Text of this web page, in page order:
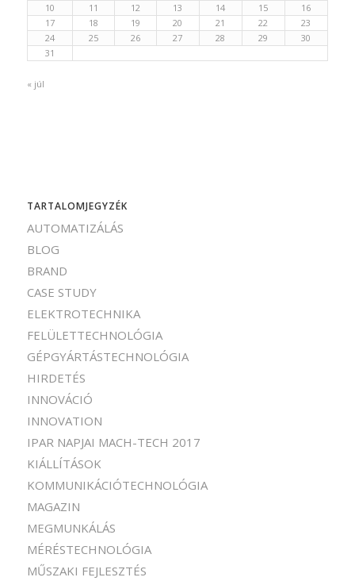
10
11 12 13 14 15
16
17
18 19 20 21 22
23
24
25 26 27 28 29
30
31
« júl
TARTALOMJEGYZÉK
AUTOMATIZÁLÁS
BLOG
BRAND
CASE STUDY
ELEKTROTECHNIKA
FELÜLETTECHNOLÓGIA
GÉPGYÁRTÁSTECHNOLÓGIA
HIRDETÉS
INNOVÁCIÓ
INNOVATION
IPAR NAPJAI MACH-TECH 2017
KIÁLLÍTÁSOK
KOMMUNIKÁCIÓTECHNOLÓGIA
MAGAZIN
MEGMUNKÁLÁS
MÉRÉSTECHNOLÓGIA
MŰSZAKI FEJLESZTÉS